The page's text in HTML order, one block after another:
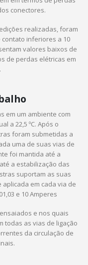
conectores.
realizadas, foram
inferiores a 10
valores baixos de
de perdas elétricas em
em um ambiente com
a 22,5 ºC. Após o
foram submetidas a
uma de suas vias de
foi mantida até a
a estabilização das
suportam as suas
em cada via de
e 10 Amperes
e nos quais
todas as vias de ligação
da circulação de